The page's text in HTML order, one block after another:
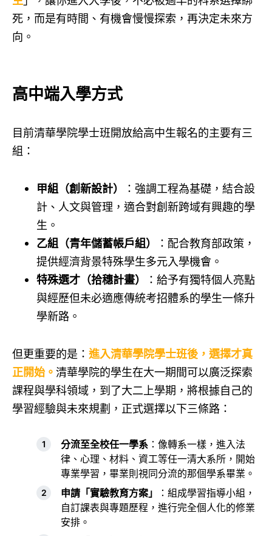
死，而是有時間、有機會慢慢探索，再決定未來方
向。
高中端入學方式
目前清華學院學士班開放給高中生報名的主要有三
組：
甲組（創新設計）
：強調工程為基礎，結合設
計、人文與管理，適合對創新跨域有興趣的學
生。
乙組（青年儲蓄帳戶組）
：配合教育部政策，
提供經濟背景特殊學生多元入學機會。
特殊選才（拾穗計畫）
：給予有獨特個人亮點
與經歷但未必適應傳統考招體系的學生一條升
學新路。
但更重要的是： 進入清華學院學士班後，選擇才真
正開始。 清華學院的學生在大一期間可以廣泛探索
課程與學科領域，到了大二上學期，將根據自己的
學習經驗與未來規劃，正式選擇以下三條路：
分流至全校任一學系 ：像轉系一樣，進入法
律、心理、材料、資工等任一清大系所，開始
專業學習，畢業則視同分流的那個學系畢業。
申請「實驗教育方案」
：組成學習指導小組，
自訂課表與專題歷程，進行完全個人化的修業
安排。